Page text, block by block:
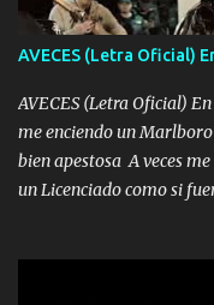
habitación ya no mires
tú mi mal moviendo tu
tan especial por eso es
te acerque nadie porque
AVECES (Letra Oficial)
AVECES (Letra Oficial)
me enciendo un
bien apestosa A veces
un Licenciado como si